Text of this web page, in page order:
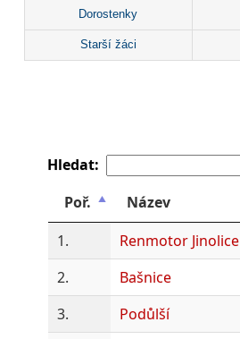
Dorostenky
Starší žáci
Hledat:
Poř.
Název
1.
Renmotor Jinolice
2.
Bašnice
3.
Podůlší